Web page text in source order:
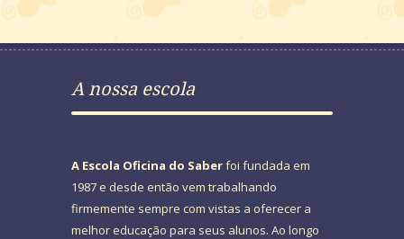
A nossa escola
A Escola Oficina do Saberfoi fundada em
1987 e desde então vem trabalhando
firmemente sempre com vistas a oferecer a
melhor educação para seus alunos. Ao longo